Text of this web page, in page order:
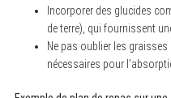
Incorporer des glucides
de terre), qui fournissent
Ne pas oublier les graisses
nécessaires pour